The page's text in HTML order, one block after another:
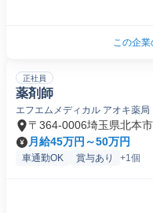
この企
正社員
薬剤師
エフエムメディカル アオキ薬局
〒364-0006埼玉県北本市
月給45万円～50万円
車通勤OK 賞与あり +1個